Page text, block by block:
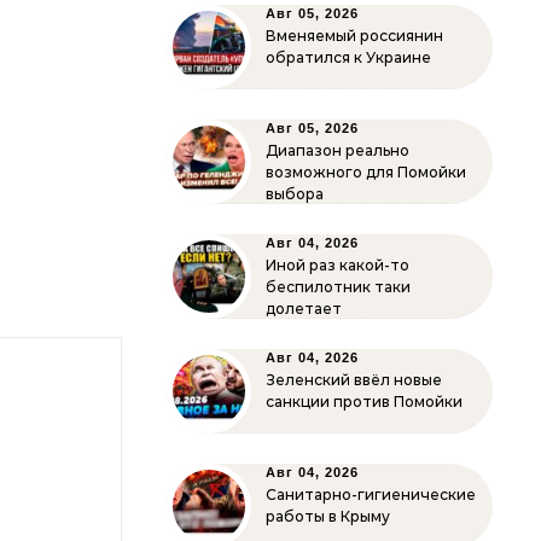
Авг 05, 2026
Вменяемый россиянин
обратился к Украине
Авг 05, 2026
Диапазон реально
возможного для Помойки
выбора
Авг 04, 2026
Иной раз какой-то
беспилотник таки
долетает
Авг 04, 2026
Зеленский ввёл новые
санкции против Помойки
Авг 04, 2026
Санитарно-гигиенические
работы в Крыму